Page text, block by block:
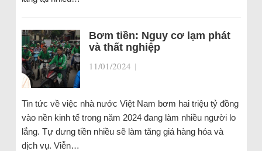
Bơm tiền: Nguy cơ lạm phát
và thất nghiệp
11/01/2024 |
Tin tức về việc nhà nước Việt Nam bơm hai triệu tỷ đồng
vào nền kinh tế trong năm 2024 đang làm nhiều người lo
lắng. Tự dưng tiền nhiều sẽ làm tăng giá hàng hóa và
dịch vụ. Viễn…